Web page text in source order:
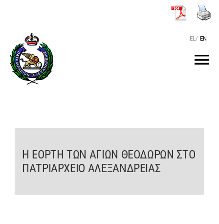
περιεχόμενο
EL/ EN
O ΠΑΤΡΙΑΡΧΗΣ
ΤΟ ΠΑΤΡΙΑΡΧΕΙΟ
KEIMENA
H ΕΟΡΤΗ ΤΩΝ ΑΓΙΩΝ ΘΕΟΔΩΡΩΝ ΣΤΟ
ΠΑΤΡΙΑΡΧΕΙΟ ΑΛΕΞΑΝΔΡΕΙΑΣ